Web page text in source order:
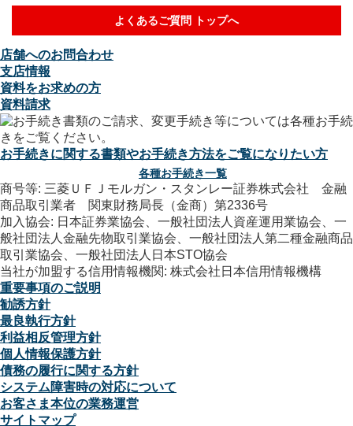
よくあるご質問 トップへ
店舗へのお問合わせ
支店情報
資料をお求めの方
資料請求
お手続きに関する書類やお手続き方法をご覧になりたい方
各種お手続き一覧
商号等: 三菱ＵＦＪモルガン・スタンレー証券株式会社 金融
商品取引業者 関東財務局長（金商）第2336号
加入協会: 日本証券業協会、一般社団法人資産運用業協会、一
般社団法人金融先物取引業協会、一般社団法人第二種金融商品
取引業協会、一般社団法人日本STO協会
当社が加盟する信用情報機関: 株式会社日本信用情報機構
重要事項のご説明
勧誘方針
最良執行方針
利益相反管理方針
個人情報保護方針
債務の履行に関する方針
システム障害時の対応について
お客さま本位の業務運営
サイトマップ